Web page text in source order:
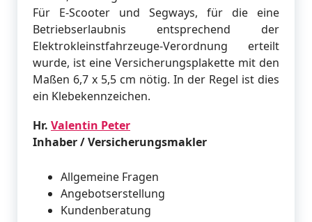
Für E-Scooter und Segways, für die eine
Betriebserlaubnis entsprechend der
Elektrokleinstfahrzeuge-Verordnung erteilt
wurde, ist eine Versicherungsplakette mit den
Maßen 6,7 x 5,5 cm nötig. In der Regel ist dies
ein Klebekennzeichen.
Hr. Valentin Peter
Inhaber / Versicherungsmakler
Allgemeine Fragen
Angebotserstellung
Kundenberatung